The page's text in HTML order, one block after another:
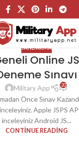
JANDARMA
Online
Sınavı
Military App 20
Önce Sınav
inceleyiniz. Apple JSPS
inceleyiniz Android JS...
CONTINUE READING